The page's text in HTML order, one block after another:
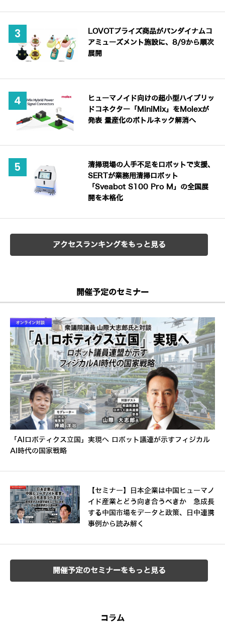
LOVOTプライズ商品がバンダイナムコ
アミューズメント施設に、8/9から順次
展開
ヒューマノイド向けの超小型ハイブリッ
ドコネクター「MiniMix」をMolexが
発表 量産化のボトルネック解消へ
清掃現場の人手不足をロボットで支援、
SERTが業務用清掃ロボット
「Sveabot S100 Pro M」の全国展
開を本格化
アクセスランキングをもっと見る
開催予定のセミナー
「AIロボティクス立国」実現へ ロボット議連が示すフィジカル
AI時代の国家戦略
【セミナー】日本企業は中国ヒューマノ
イド産業とどう向き合うべきか 急成長
する中国市場をデータと政策、日中連携
事例から読み解く
開催予定のセミナーをもっと見る
コラム